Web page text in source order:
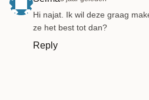
Hi najat. Ik wil deze graag
ze het best tot dan?
Reply